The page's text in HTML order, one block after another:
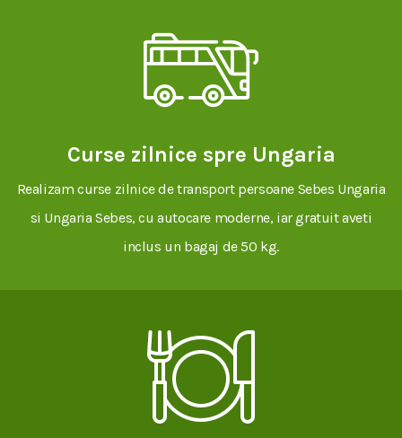
Curse zilnice spre Ungaria
Realizam curse zilnice de transport persoane Sebes Ungaria
si Ungaria Sebes, cu autocare moderne, iar gratuit aveti
inclus un bagaj de 50 kg.